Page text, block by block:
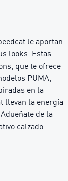
le aportan
looks. Estas
que te ofrece
PUMA,
en la
llevan la energía
de la
calzado.